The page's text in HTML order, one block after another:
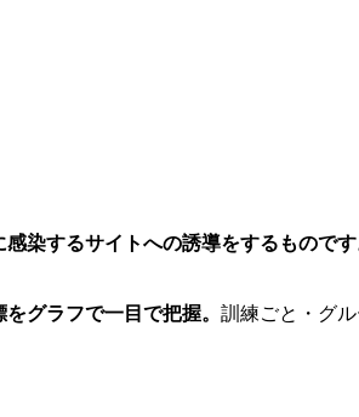
染するサイトへの誘導をするものです
グラフで一目で把握。 訓練ごと・グ